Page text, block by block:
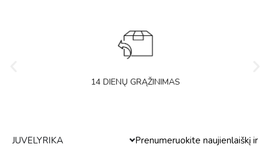
14 DIENŲ GRĄŽINIMAS
JUVELYRIKA Prenumeruokite naujienlaiškį ir